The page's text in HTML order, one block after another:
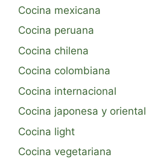
Cocina mexicana
Cocina peruana
Cocina chilena
Cocina colombiana
Cocina internacional
Cocina japonesa y oriental
Cocina light
Cocina vegetariana